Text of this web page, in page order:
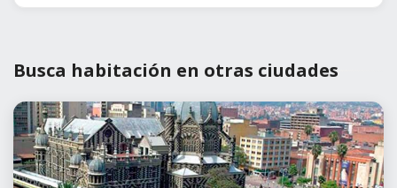
Busca habitación en otras ciudades